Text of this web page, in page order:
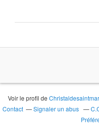
Voir le profil de
Contact
Signaler un abus